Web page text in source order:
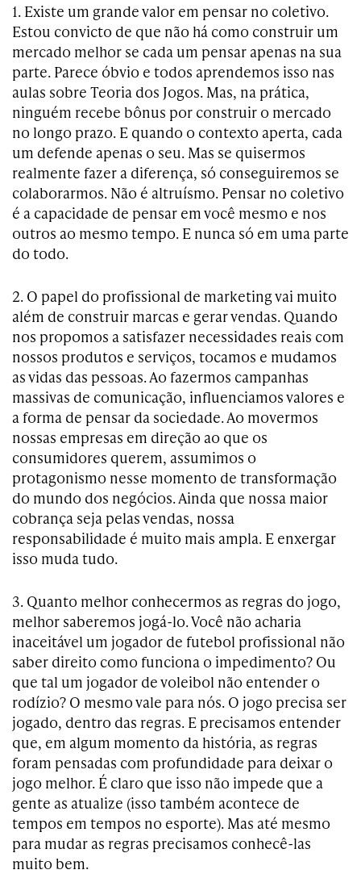
1. Existe um grande valor em pensar no coletivo.
Estou convicto de que não há como construir um
mercado melhor se cada um pensar apenas na sua
parte. Parece óbvio e todos aprendemos isso nas
aulas sobre Teoria dos Jogos. Mas, na prática,
ninguém recebe bônus por construir o mercado
no longo prazo. E quando o contexto aperta, cada
um defende apenas o seu. Mas se quisermos
realmente fazer a diferença, só conseguiremos se
colaborarmos. Não é altruísmo. Pensar no coletivo
é a capacidade de pensar em você mesmo e nos
outros ao mesmo tempo. E nunca só em uma parte
do todo.
2. O papel do profissional de marketing vai muito
além de construir marcas e gerar vendas. Quando
nos propomos a satisfazer necessidades reais com
nossos produtos e serviços, tocamos e mudamos
as vidas das pessoas. Ao fazermos campanhas
massivas de comunicação, influenciamos valores e
a forma de pensar da sociedade. Ao movermos
nossas empresas em direção ao que os
consumidores querem, assumimos o
protagonismo nesse momento de transformação
do mundo dos negócios. Ainda que nossa maior
cobrança seja pelas vendas, nossa
responsabilidade é muito mais ampla. E enxergar
isso muda tudo.
3. Quanto melhor conhecermos as regras do jogo,
melhor saberemos jogá-lo. Você não acharia
inaceitável um jogador de futebol profissional não
saber direito como funciona o impedimento? Ou
que tal um jogador de voleibol não entender o
rodízio? O mesmo vale para nós. O jogo precisa ser
jogado, dentro das regras. E precisamos entender
que, em algum momento da história, as regras
foram pensadas com profundidade para deixar o
jogo melhor. É claro que isso não impede que a
gente as atualize (isso também acontece de
tempos em tempos no esporte). Mas até mesmo
para mudar as regras precisamos conhecê-las
muito bem.